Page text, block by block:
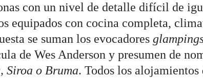
con un nivel de detalle difícil de
equipados con cocina completa,
se suman los evocadores
de Wes Anderson y presumen de
Siroa o Bruma. Todos los alojamientos